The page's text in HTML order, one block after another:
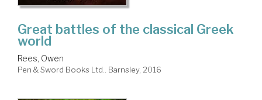
Great battles of the classical Greek
world
Rees, Owen
Pen & Sword Books Ltd.. Barnsley, 2016